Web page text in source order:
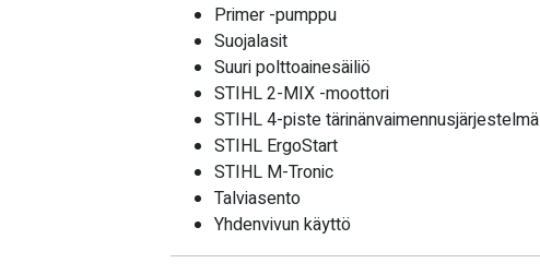
Primer -pumppu
Suojalasit
Suuri polttoainesäiliö
STIHL 2-MIX -moottori
STIHL 4-piste tärinänvaimennusjärjestelmä
STIHL ErgoStart
STIHL M-Tronic
Talviasento
Yhdenvivun käyttö